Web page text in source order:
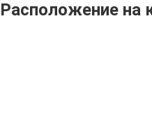
Расположение на